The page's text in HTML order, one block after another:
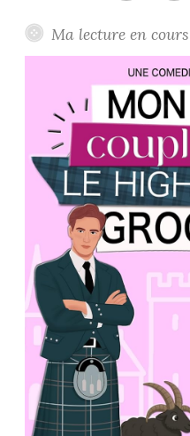
Ma lecture en cours